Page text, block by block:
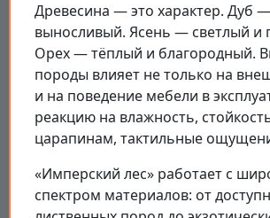
Древесина — это характер. Дуб
выносливый. Ясень — светлый и
Орех — тёплый и благородный.
породы влияет не только на
и на поведение мебели в
реакцию на влажность,
царапинам, тактильные
«Имперский лес» работает с
спектром материалов: от